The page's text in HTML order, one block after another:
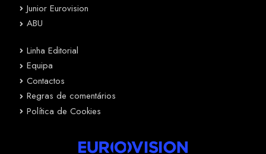
Junior Eurovision
ABU
Linha Editorial
Equipa
Contactos
Regras de comentários
Política de Cookies